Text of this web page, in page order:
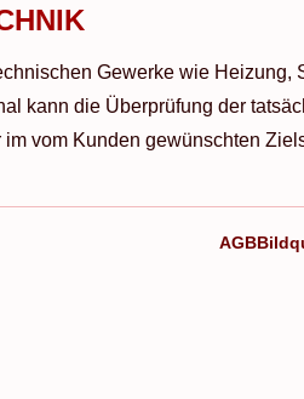
Gewerke wie
kann die Überprüfung der
vom Kunden gewünschten
AGB